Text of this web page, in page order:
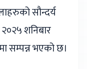
सौन्दर्य
शनिबार
सम्पन्न भएको छ।